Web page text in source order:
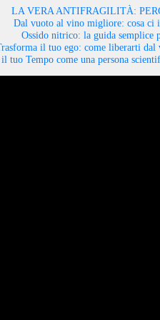
LA VERA ANTIFRAGILITÀ:
Dal vuoto al vino migliore: cosa ci
Ossido nitrico: la guida semplice
il tuo ego: come liberarti
il tuo Tempo come una persona